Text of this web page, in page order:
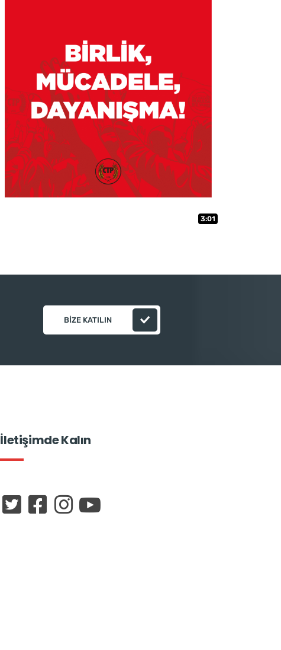
3:01
BIZE KATILIN
İletişimde Kalın